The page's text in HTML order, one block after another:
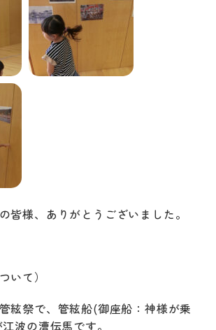
皆様、ありがとうございました。
いて）
絃祭で、管絃船(御座船：神様が乗
波の漕伝馬です。